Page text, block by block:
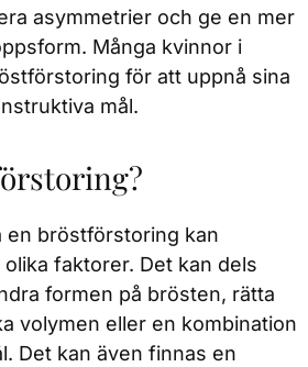
asymmetrier och ge en mer
Många kvinnor i
för att uppnå sina
mål.
en bröstförstoring kan
faktorer. Det kan dels
formen på brösten, rätta
volymen eller en kombination
Det kan även finnas en